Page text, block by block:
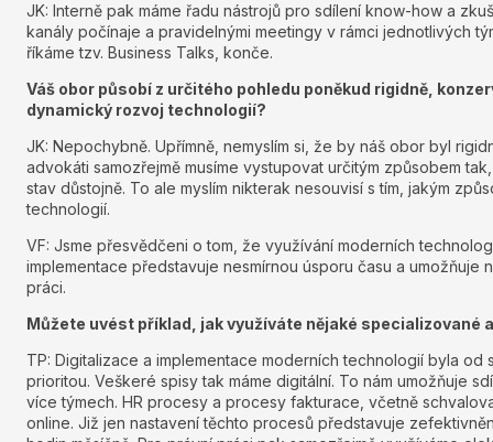
JK: Interně pak máme řadu nástrojů pro sdílení know-how a
kanály počínaje a pravidelnými meetingy v rámci jednotlivých
říkáme tzv. Business Talks, konče.
Váš obor působí z určitého pohledu poněkud rigidně,
dynamický rozvoj technologií?
JK: Nepochybně. Upřímně, nemyslím si, že by náš obor byl
advokáti samozřejmě musíme vystupovat určitým způsobem
stav důstojně. To ale myslím nikterak nesouvisí s tím, jakým
technologií.
VF: Jsme přesvědčeni o tom, že využívání moderních
implementace představuje nesmírnou úsporu času a umožňuje
práci.
Můžete uvést příklad, jak využíváte nějaké specializované
TP: Digitalizace a implementace moderních technologií byla od
prioritou. Veškeré spisy tak máme digitální. To nám umožňuje
více týmech. HR procesy a procesy fakturace, včetně
online. Již jen nastavení těchto procesů představuje